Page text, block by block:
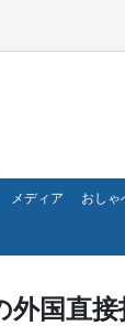
メディア おしゃ
外国直